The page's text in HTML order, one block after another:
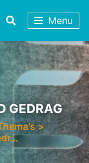
Menu
GEDRAG
>